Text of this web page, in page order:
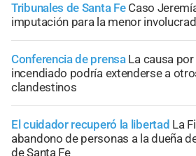
Tribunales de Santa Fe Caso
imputación para la menor
Conferencia de prensa La causa
incendiado podría extenderse a
clandestinos
El cuidador recuperó la libertad La
abandono de personas a la dueña
de Santa Fe